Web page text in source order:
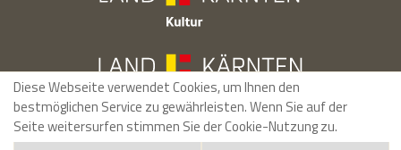
Diese Webseite verwendet Cookies, um Ihnen den
bestmöglichen Service zu gewährleisten. Wenn Sie auf der
Seite weitersurfen stimmen Sie der Cookie-Nutzung zu.